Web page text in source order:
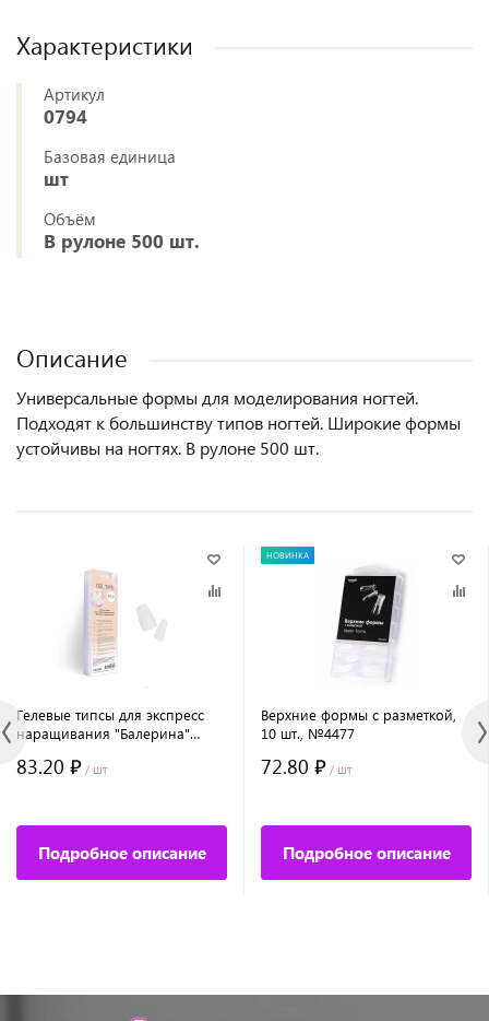
Характеристики
Артикул
0794
Базовая единица
шт
Объём
В рулоне 500 шт.
Описание
Универсальные формы для моделирования ногтей.
Подходят к большинству типов ногтей. Широкие формы
устойчивы на ногтях. В рулоне 500 шт.
Гелевые типсы для экспресс
наращивания "Балерина"
№7628/1
83.20 ₽ / шт
Подробное описание
НОВИНКА
Верхние формы с разметкой,
10 шт., №4477
72.80 ₽ / шт
Подробное описание